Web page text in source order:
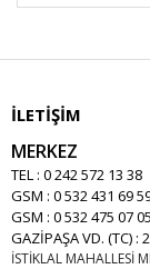
İLETİŞİM
MERKEZ
TEL : 0 242 572 13 38
GSM : 0 532 431 69
GSM : 0 532 475 07 05
GAZİPAŞA VD. (TC) :
İSTİKLAL MAHALLESİ